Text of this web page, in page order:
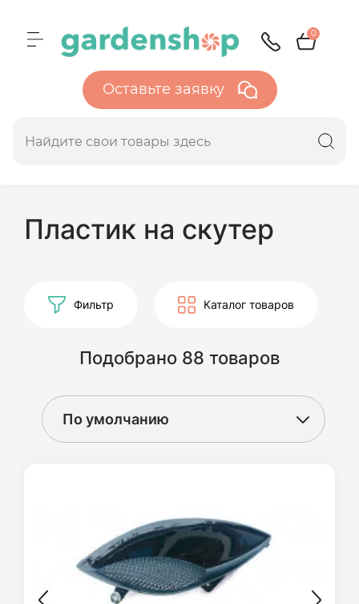
0
Оставьте заявку
Пластик на скутер
Фильтр Каталог товаров
Подобрано 88 товаров